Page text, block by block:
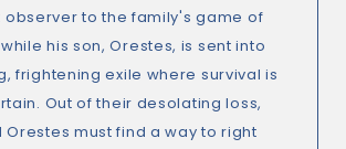
observer to the family's game of
his son, Orestes, is sent into
frightening exile where survival is
Out of their desolating loss,
Orestes must find a way to right